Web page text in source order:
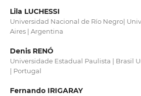
Lila LUCHESSI
Universidad Nacional de Río Negro|
Aires | Argentina
Denis RENÓ
Universidade Estadual Paulista | Brasil
| Portugal
Fernando IRIGARAY